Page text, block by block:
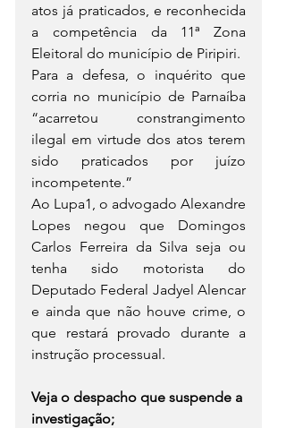
atos já praticados, e reconhecida
a competência da 11ª Zona
Eleitoral do município de Piripiri.
Para a defesa, o inquérito que
corria no município de Parnaíba
“acarretou constrangimento
ilegal em virtude dos atos terem
sido praticados por juízo
incompetente.”
Ao Lupa1, o advogado Alexandre
Lopes negou que Domingos
Carlos Ferreira da Silva seja ou
tenha sido motorista do
Deputado Federal Jadyel Alencar
e ainda que não houve crime, o
que restará provado durante a
instrução processual.
Veja o despacho que suspende a
investigação;